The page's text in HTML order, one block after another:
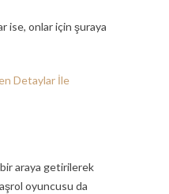
ise, onlar için şuraya
Detaylar İle
araya getirilerek
oyuncusu da